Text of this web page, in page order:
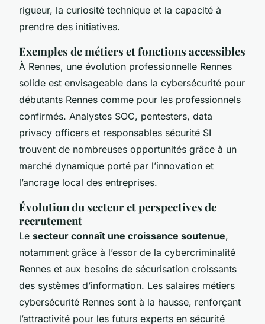
rigueur, la curiosité technique et la capacité à
prendre des initiatives.
Exemples de métiers et fonctions accessibles
À Rennes, une évolution professionnelle Rennes
solide est envisageable dans la cybersécurité pour
débutants Rennes comme pour les professionnels
confirmés. Analystes SOC, pentesters, data
privacy officers et responsables sécurité SI
trouvent de nombreuses opportunités grâce à un
marché dynamique porté par l’innovation et
l’ancrage local des entreprises.
Évolution du secteur et perspectives de
recrutement
Le secteur connaît une croissance soutenue,
notamment grâce à l’essor de la cybercriminalité
Rennes et aux besoins de sécurisation croissants
des systèmes d’information. Les salaires métiers
cybersécurité Rennes sont à la hausse, renforçant
l’attractivité pour les futurs experts en sécurité